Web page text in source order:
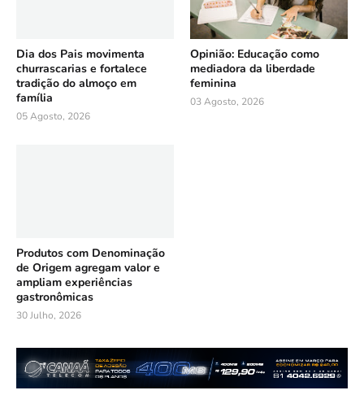
Dia dos Pais movimenta
churrascarias e fortalece
tradição do almoço em
família
05 Agosto, 2026
Opinião: Educação como
mediadora da liberdade
feminina
03 Agosto, 2026
Produtos com Denominação
de Origem agregam valor e
ampliam experiências
gastronômicas
30 Julho, 2026